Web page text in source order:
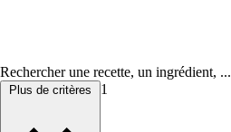
Rechercher une recette, un ingrédient, ...
1